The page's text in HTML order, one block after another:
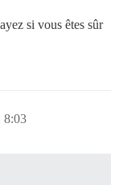
si vous êtes sûr
8:03